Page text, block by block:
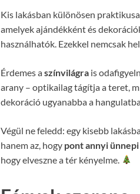
Kis lakásban különösen
amelyek ajándékként és
használhatók. Ezekkel nemcsak
Érdemes aszínvilágra is
arany – optikailag tágítja a teret,
dekoráció ugyanabba a
Végül ne feledd: egy kisebb
hanem az, hogy pont annyi
hogy elveszne a tér kényelme.